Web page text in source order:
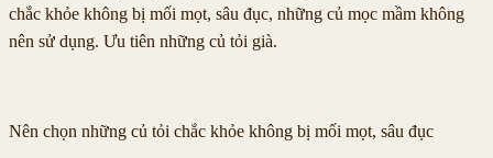
chắc khỏe không bị mối mọt, sâu đục, những củ mọc mầm không
nên sử dụng. Ưu tiên những củ tỏi già.
Nên chọn những củ tỏi chắc khỏe không bị mối mọt, sâu đục